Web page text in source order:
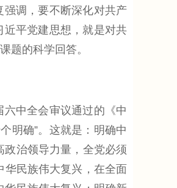
强调，要不断深化对共产
近平党建思想，就是对共
题的科学回答。
中全会审议通过的《中
明确”。这就是：明确中
政治领导力量，全党必须
华民族伟大复兴，在全面